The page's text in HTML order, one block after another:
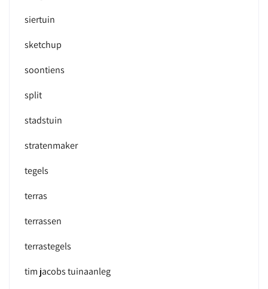
siertuin
sketchup
soontiens
split
stadstuin
stratenmaker
tegels
terras
terrassen
terrastegels
tim jacobs tuinaanleg